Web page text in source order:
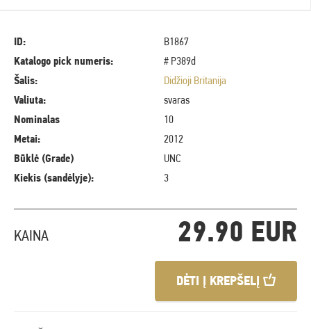
ID:
B1867
Katalogo pick numeris:
# P389d
Šalis:
Didžioji Britanija
Valiuta:
svaras
Nominalas
10
Metai:
2012
Būklė (Grade)
UNC
Kiekis (sandėlyje):
3
KAINA 29.90 EUR
DĖTI Į KREPŠELĮ